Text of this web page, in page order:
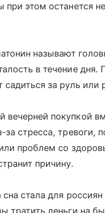
при этом останется
называют
в течение дня.
за руль
вечерней покупкой
стресса, тревоги,
проблем со
причину.
стала для
тратить деньги на